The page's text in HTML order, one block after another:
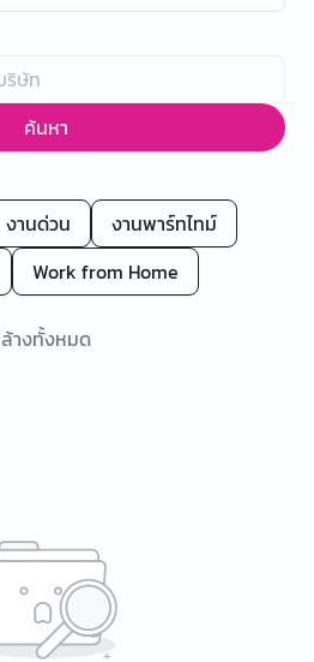
ค้นหา
งานด่วน
งานพาร์ทไทม์
Work from Home
ล้างทั้งหมด